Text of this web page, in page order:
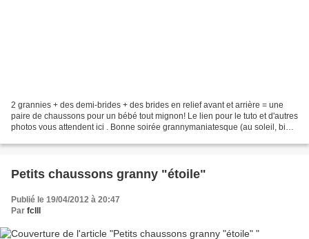
2 grannies + des demi-brides + des brides en relief avant et arrière = une
paire de chaussons pour un bébé tout mignon! Le lien pour le tuto et d'autres
photos vous attendent ici . Bonne soirée grannymaniatesque (au soleil, bien
Petits chaussons granny "étoile"
Publié le 19/04/2012 à 20:47
Par fclll